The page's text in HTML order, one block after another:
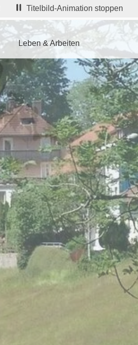
Titelbild-Animation stoppen
Leben & Arbeiten